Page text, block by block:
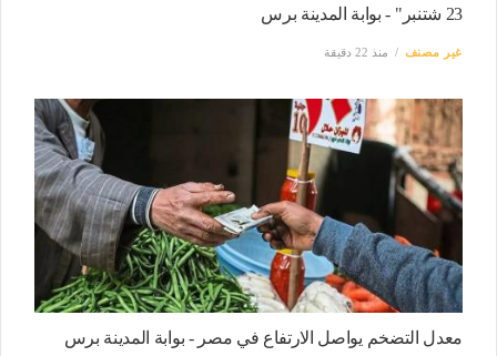
23 شتنبر" - بوابة المدينة برس
غير مصنف منذ 22 دقيقة
معدل التضخم يواصل الارتفاع في مصر - بوابة المدينة برس